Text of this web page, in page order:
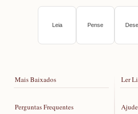
Leia Pense
Mais Baixados
Perguntas Frequentes
Ler